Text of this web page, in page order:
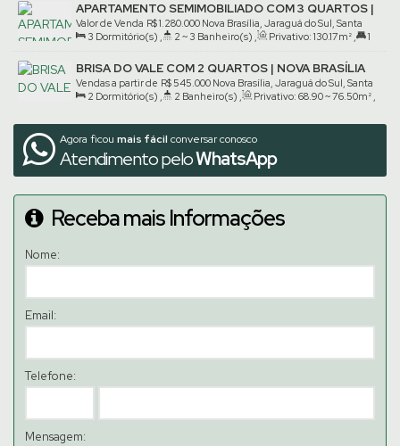
APARTAMENTO SEMIMOBILIADO COM 3 QUARTOS |
NOVA BRASÍLIA
R$1.280.000
Valor de Venda
Nova Brasília, Jaraguá do Sul, Santa
Catarina, Brasil
3 Dormitório(s) , 2 ~ 3 Banheiro(s) , Privativo: 130.17m² ,
1
BRISA DO VALE COM 2 QUARTOS | NOVA BRASÍLIA
R$ 545.000
Vendas a partir de
Nova Brasília, Jaraguá do Sul, Santa
Catarina, Brasil
2 Dormitório(s) , 2 Banheiro(s) , Privativo: 68.90~ 76.50m² ,
Agora ficou mais fácil conversar conosco
Atendimento peloWhatsApp
Receba mais Informações
Nome:
Email:
Telefone:
Mensagem: